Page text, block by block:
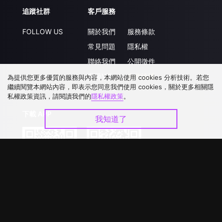
追蹤社群
FOLLOW US
客戶服務
關於我們
常見問題
聯絡我們
升級VIP
服務條款
隱私權
公開徵件
合作洽談
為提供您更多優質的服務與內容，本網站使用 cookies 分析技術。若您
繼續閱覽本網站內容，即表示您同意我們使用 cookies，關於更多相關隱
私權政策資訊，請閱讀我們的隱私權政策。
我知道了